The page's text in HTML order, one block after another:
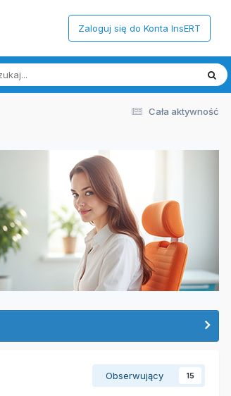
Zaloguj się do Konta InsERT
Cała aktywność
Obserwujący 15